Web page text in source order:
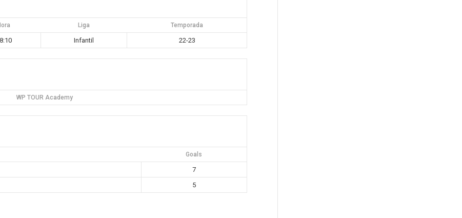
Liga Temporada
Infantil 22-23
WP TOUR Academy
Goals
7
5